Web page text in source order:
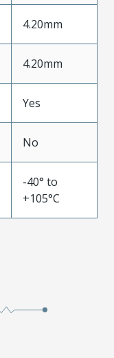
4.20mm
4.20mm
Yes
No
-40° to
+105°C